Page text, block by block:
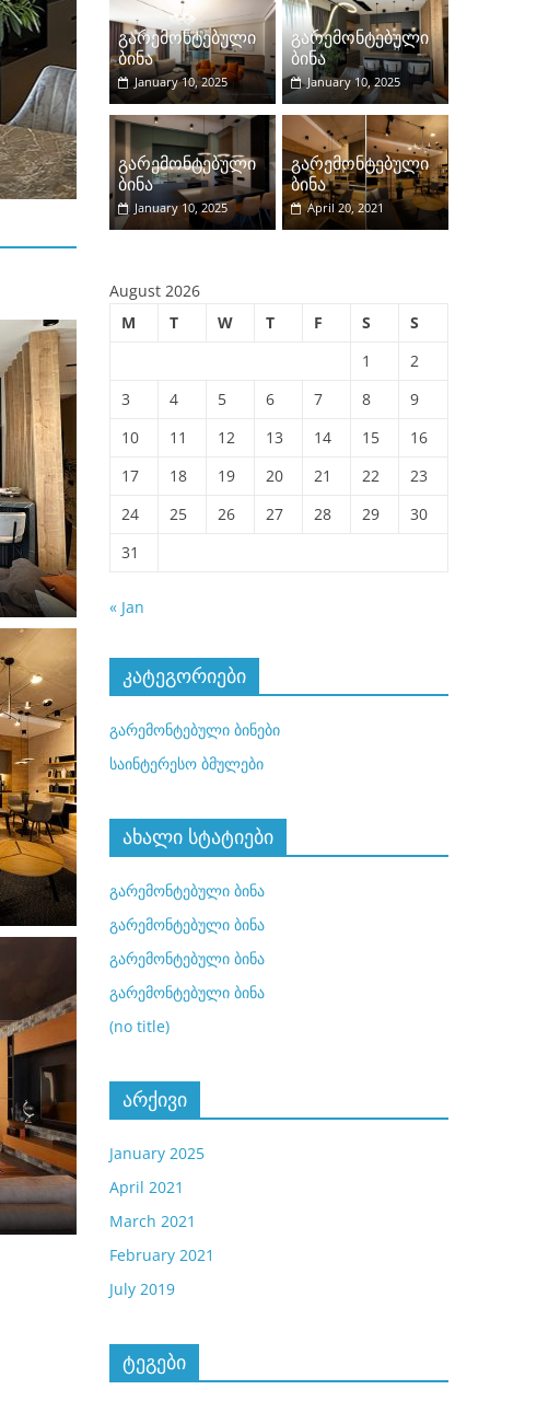
გარემონტებული ბინები
გარემონტებული ბინა
January 10, 2025 admin
e
b
o
o
k
T
u
b
e
გარემონტებული
ბინა
January 10, 2025
გარემონტებული
ბინა
January 10, 2025
გარემონტებული
ბინა
January 10, 2025
გარემონტებული
ბინა
April 20, 2021
August 2026
M
T W T F S
S
1
2
3
4 5 6 7 8
9
10
11 12 13 14 15
16
17
18 19 20 21 22
23
24
25 26 27 28 29
30
31
« Jan
კატეგორიები
გარემონტებული ბინები
საინტერესო ბმულები
ახალი სტატიები
გარემონტებული ბინა
გარემონტებული ბინა
გარემონტებული ბინა
გარემონტებული ბინა
(no title)
არქივი
January 2025
April 2021
March 2021
February 2021
July 2019
ტეგები